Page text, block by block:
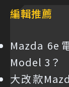
編輯推薦
Mazda 6e
Model 3？
大改款